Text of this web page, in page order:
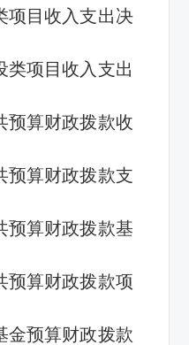
项目收入支出决
类项目收入支出
预算财政拨款收
预算财政拨款支
预算财政拨款基
预算财政拨款项
金预算财政拨款